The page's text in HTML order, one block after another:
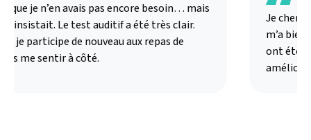
que je n’en avais pas encore besoin… mais
insistait. Le test auditif a été très clair.
je participe de nouveau aux repas de
me sentir à côté.
Je
m’a bien
ont été
amélioré